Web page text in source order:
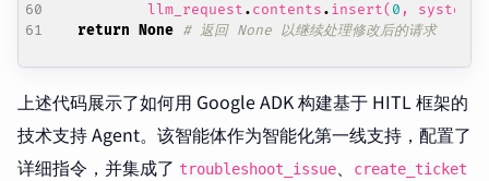
llm_request.contents.insert( 0 ,
return None # 返回 None 以继续处理修改后的请求
上述代码展示了如何用 Google ADK 构建基于 HITL 框架的
技术支持 Agent。该智能体作为智能化第一线支持，配置了
详细指令，并集成了 troubleshoot_issue create_ticket